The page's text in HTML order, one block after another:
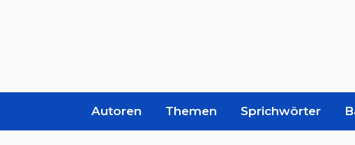
Autoren Themen Sprichwörter